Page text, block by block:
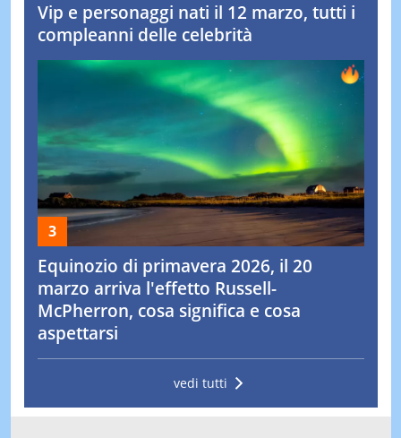
Vip e personaggi nati il 12 marzo, tutti i
compleanni delle celebrità
Equinozio di primavera 2026, il 20
marzo arriva l'effetto Russell-
McPherron, cosa significa e cosa
aspettarsi
vedi tutti